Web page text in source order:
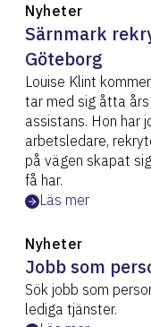
Nyheter
Särnmark
Göteborg
Louise Klint
tar med sig åtta
assistans. Hon har
arbetsledare,
på vägen skapat
få har.
Läs mer
Nyheter
Jobb som
Sök jobb som
lediga tjänster.